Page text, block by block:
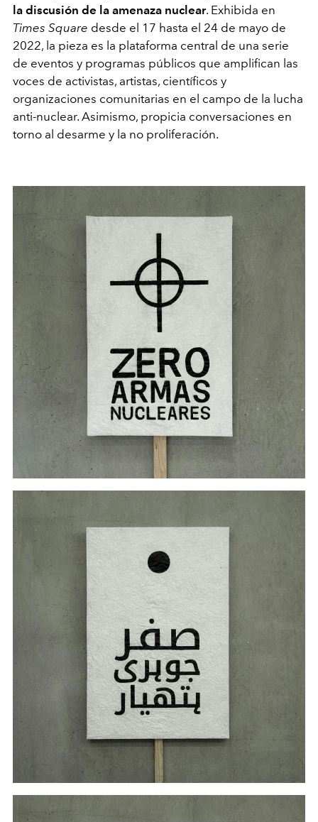
la discusión de la amenaza nuclear. Exhibida en
Times Square desde el 17 hasta el 24 de mayo de
2022, la pieza es la plataforma central de una serie
de eventos y programas públicos que amplifican las
voces de activistas, artistas, científicos y
organizaciones comunitarias en el campo de la lucha
anti-nuclear. Asimismo, propicia conversaciones en
torno al desarme y la no proliferación.